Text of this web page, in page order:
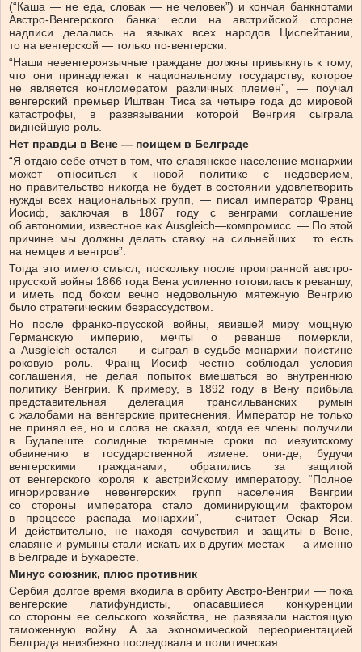
(“Каша — не еда, словак — не человек”) и кончая банкнотами
Австро-Венгерского банка: если на австрийской стороне
надписи делались на языках всех народов Цислейтании,
то на венгерской — только по-венгерски.
“Наши невенгероязычные граждане должны привыкнуть к тому,
что они принадлежат к национальному государству, которое
не является конгломератом различных племен”, — поучал
венгерский премьер Иштван Тиса за четыре года до мировой
катастрофы, в развязывании которой Венгрия сыграла
виднейшую роль.
Нет правды в Вене — поищем в Белграде
“Я отдаю себе отчет в том, что славянское население монархии
может относиться к новой политике с недоверием,
но правительство никогда не будет в состоянии удовлетворить
нужды всех национальных групп, — писал император Франц
Иосиф, заключая в 1867 году с венграми соглашение
об автономии, известное как Ausgleich—компромисс. — По этой
причине мы должны делать ставку на сильнейших… то есть
на немцев и венгров”.
Тогда это имело смысл, поскольку после проигранной австро-
прусской войны 1866 года Вена усиленно готовилась к реваншу,
и иметь под боком вечно недовольную мятежную Венгрию
было стратегическим безрассудством.
Но после франко-прусской войны, явившей миру мощную
Германскую империю, мечты о реванше померкли,
а Ausgleich остался — и сыграл в судьбе монархии поистине
роковую роль. Франц Иосиф честно соблюдал условия
соглашения, не делая попыток вмешаться во внутреннюю
политику Венгрии. К примеру, в 1892 году в Вену прибыла
представительная делегация трансильванских румын
с жалобами на венгерские притеснения. Император не только
не принял ее, но и слова не сказал, когда ее члены получили
в Будапеште солидные тюремные сроки по иезуитскому
обвинению в государственной измене: они-де, будучи
венгерскими гражданами, обратились за защитой
от венгерского короля к австрийскому императору. “Полное
игнорирование невенгерских групп населения Венгрии
со стороны императора стало доминирующим фактором
в процессе распада монархии”, — считает Оскар Яси.
И действительно, не находя сочувствия и защиты в Вене,
славяне и румыны стали искать их в других местах — а именно
в Белграде и Бухаресте.
Минус союзник, плюс противник
Сербия долгое время входила в орбиту Австро-Венгрии — пока
венгерские латифундисты, опасавшиеся конкуренции
со стороны ее сельского хозяйства, не развязали настоящую
таможенную войну. А за экономической переориентацией
Белграда неизбежно последовала и политическая.